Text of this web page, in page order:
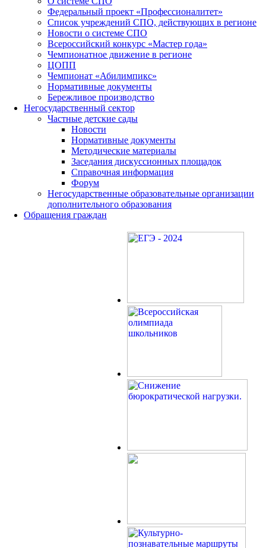
Федеральный проект «Профессионалитет»
Список учреждений СПО, действующих в регионе
Новости о системе СПО
Всероссийский конкурс «Мастер года»
Чемпионатное движение в регионе
ЦОПП
Чемпионат «Абилимпикс»
Нормативные документы
Бережливое производство
Негосударственный сектор
Частные детские сады
Новости
Нормативные документы
Методические материалы
Заседания дискуссионных площадок
Справочная информация
Форум
Негосударственные образовательные организации
дополнительного образования
Обращения граждан